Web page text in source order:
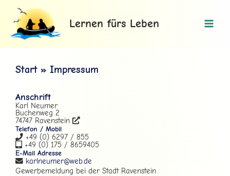
Inhalt
springen
Lernen fürs Leben
Start Impressum
Anschrift
Karl Neumer
Buchenweg 2
74747 Ravenstein
Telefon / Mobil
+49 (0) 6297 / 855
+49 (0) 175 / 8659405
E-Mail Adresse
karlneumer@web.de
Gewerbemeldung bei der Stadt Ravenstein